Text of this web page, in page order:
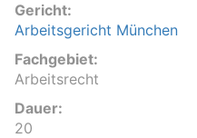
Gericht:
Arbeitsgericht München
Fachgebiet:
Arbeitsrecht
Dauer:
20